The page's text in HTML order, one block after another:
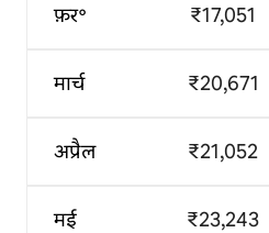
फ़र॰
मार्च
अप्रैल
मई
₹17,051
₹20,671
₹21,052
₹23,243